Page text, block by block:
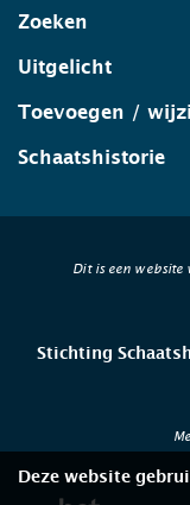
Zoeken
Uitgelicht
Toevoegen /
Schaatshistorie
Dit is een website
Stichting
Deze website